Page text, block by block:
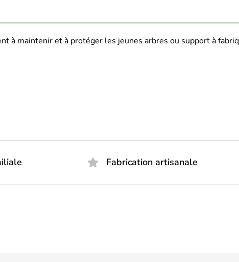
à maintenir et à protéger les jeunes arbres ou support à
Fabrication artisanale